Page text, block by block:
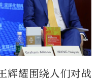
辉耀围绕人们对战